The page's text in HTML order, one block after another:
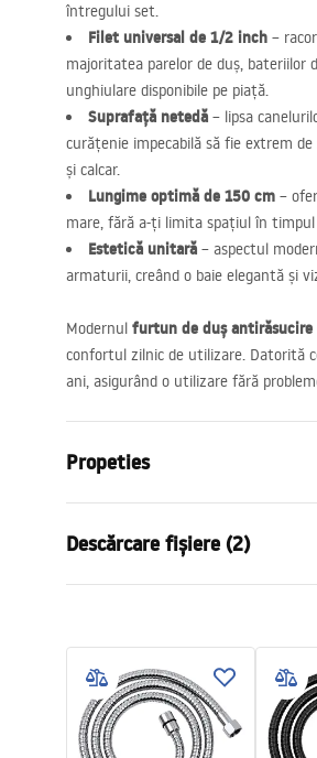
întregului set.
Filet universal de 1/2 inch –
majoritatea parelor de duș, bateriilor
unghiulare disponibile pe piață.
Suprafață netedă – lipsa
curățenie impecabilă să fie extrem
și calcar.
Lungime optimă de 150 cm –
mare, fără a-ți limita spațiul în
Estetică unitară – aspectul
armaturii, creând o baie elegantă și
Modernul furtun de duș antirăsucire
confortul zilnic de utilizare. Datorită
ani, asigurând o utilizare fără
Propeties
Garantie
Material
Culoare
Descărcare fișiere (2)
WARUNKI_BEZPIECZENSTWA_AKCE
SORIA_LAZIENKOWE.pdf